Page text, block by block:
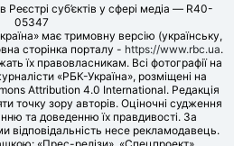
Реєстрі суб’єктів у сфері медіа — R40-
05347
має тримовну версію (українську,
сторінка порталу - https://www.rbc.ua.
їх правовласникам. Всі фотографії на
«РБК-Україна», розміщені на
Attribution 4.0 International. Редакція
точку зору авторів. Оціночні судження
та доведенню їх правдивості. За
відповідальність несе рекламодавець.